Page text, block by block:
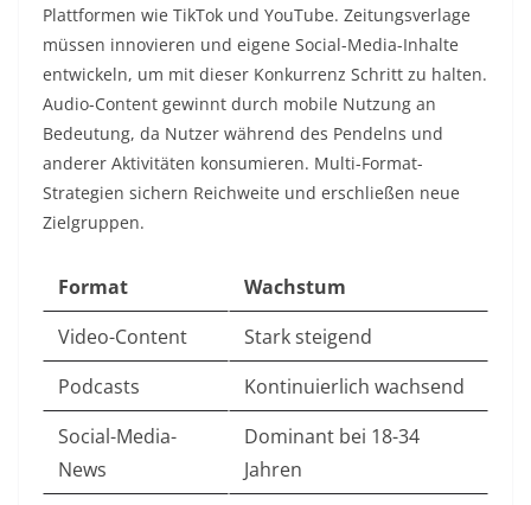
Plattformen wie TikTok und YouTube. Zeitungsverlage
müssen innovieren und eigene Social-Media-Inhalte
entwickeln, um mit dieser Konkurrenz Schritt zu halten.
Audio-Content gewinnt durch mobile Nutzung an
Bedeutung, da Nutzer während des Pendelns und
anderer Aktivitäten konsumieren. Multi-Format-
Strategien sichern Reichweite und erschließen neue
Zielgruppen.​
Format
Wachstum
Video-Content
Stark steigend ​
Podcasts
Kontinuierlich wachsend ​
Social-Media-
News
Dominant bei 18-34
Jahren ​